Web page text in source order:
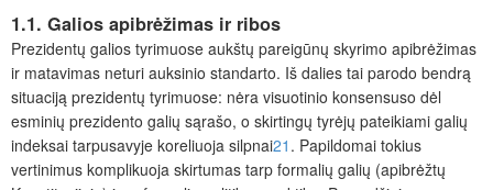
1.1. Galios apibrėžimas ir ribos
Prezidentų galios tyrimuose aukštų pareigūnų skyrimo apibrėžimas
ir matavimas neturi auksinio standarto. Iš dalies tai parodo bendrą
situaciją prezidentų tyrimuose: nėra visuotinio konsensuso dėl
esminių prezidento galių sąrašo, o skirtingų tyrėjų pateikiami galių
indeksai tarpusavyje koreliuoja silpnai21 . Papildomai tokius
vertinimus komplikuoja skirtumas tarp formalių galių (apibrėžtų